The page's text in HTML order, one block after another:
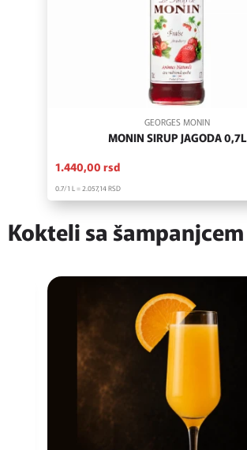
GEORGES MONIN
MONIN SIRUP JAGODA 0,7L
1.440,00 rsd
0.7/1 L = 2.057,14RSD
Kokteli sa šampanjcem